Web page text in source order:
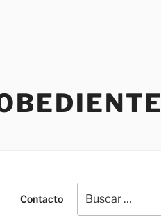
Contacto
por: